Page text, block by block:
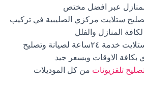
عبر افضل مختص
ستلايت مركزي الصليبية في تركيب
المنازل والفلل
نوفر فني تصليح ستلايت خدمة ٢٤ساعة لصيانة وتصليح
بكافة الاوقات وبسعر جيد.
تلفزيونات من كل الموديلات